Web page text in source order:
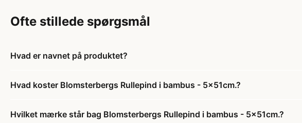
Ofte stillede spørgsmål
Hvad er navnet på produktet?
Hvad koster Blomsterbergs Rullepind i bambus - 5x51cm.?
Hvilket mærke står bag Blomsterbergs Rullepind i bambus - 5x51cm.?